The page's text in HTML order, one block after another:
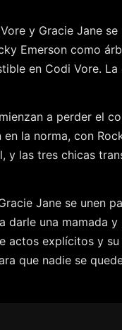
y Gracie Jane
Emerson como
en Codi Vore.
a perder el
la norma, con
las tres chicas
Jane se unen
una mamada
explícitos y
que nadie se